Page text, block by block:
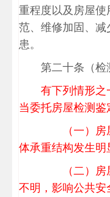
重程度以及房屋
范、维修加固、
患。
第二十条（检
有下列情形之
当委托房屋检测鉴
（一）房屋
体承重结构发生明
（二）房屋
不明，影响公共安